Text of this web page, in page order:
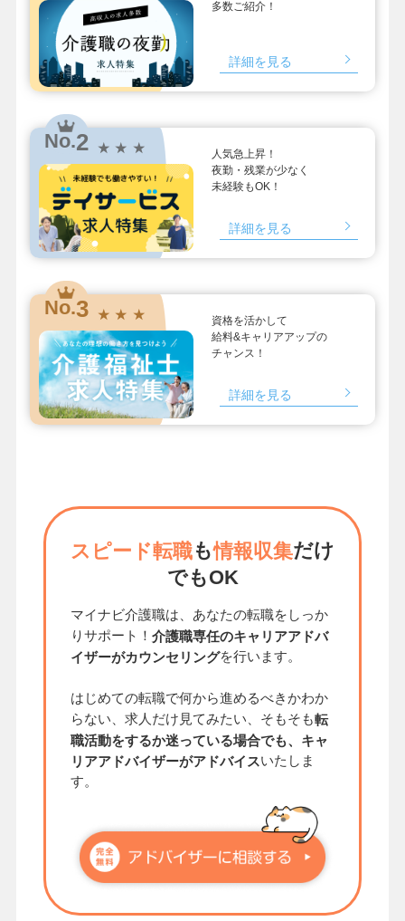
多数ご紹介！
詳細を見る
No.2 ★ ★ ★
人気急上昇！
夜勤・残業が少なく
未経験もOK！
詳細を見る
No.3 ★ ★ ★
資格を活かして
給料&キャリアアップの
チャンス！
詳細を見る
スピード転職も情報収集だけ
でもOK
マイナビ介護職は、あなたの転職をしっか
りサポート！ 介護職専任のキャリアアドバ
イザーがカウンセリングを行います。
はじめての転職で何から進めるべきかわか
らない、求人だけ見てみたい、そもそも転
職活動をするか迷っている場合でも、キャ
リアアドバイザーがアドバイスいたしま
す。